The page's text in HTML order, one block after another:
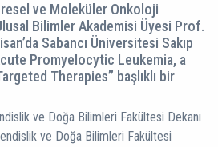
ve Moleküler Onkoloji
Bilimler Akademisi Üyesi Prof.
Sabancı Üniversitesi Sakıp
Promyelocytic Leukemia, a
Therapies” başlıklı bir
ve Doğa Bilimleri Fakültesi Dekanı
ve Doğa Bilimleri Fakültesi